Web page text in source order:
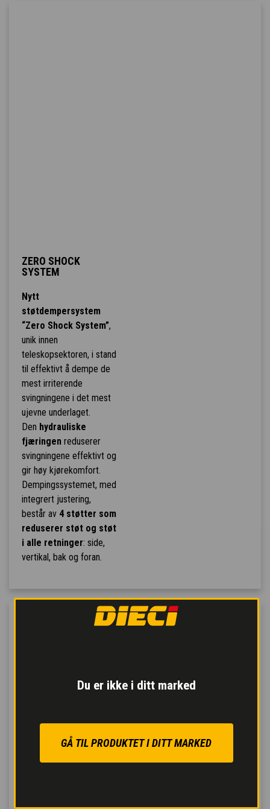
Du er ikke i ditt marked
GÅ TIL PRODUKTET I DITT MARKED
ZERO SHOCK
SYSTEM
Nytt
støtdempersystem
“Zero Shock System”,
unik innen
teleskopsektoren, i stand
til effektivt å dempe de
mest irriterende
svingningene i det mest
ujevne underlaget.
Den hydrauliske
fjæringenreduserer
svingningene effektivt og
gir høy kjørekomfort.
Dempingssystemet, med
integrert justering,
består av 4 støtter som
reduserer støt og støt
i alle retninger: side,
vertikal, bak og foran.